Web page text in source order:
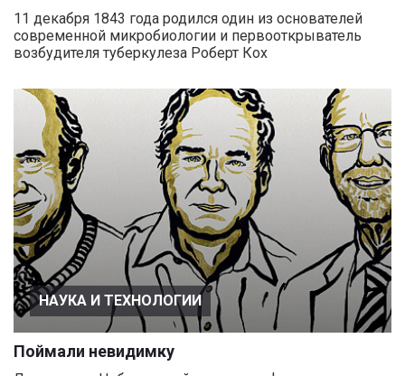
11 декабря 1843 года родился один из основателей
современной микробиологии и первооткрыватель
возбудителя туберкулеза Роберт Кох
НАУКА И ТЕХНОЛОГИИ
Поймали невидимку